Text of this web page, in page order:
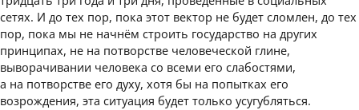
сетях. И до тех пор, пока этот вектор не будет сломлен, до тех
пор, пока мы не начнём строить государство на других
принципах, не на потворстве человеческой глине,
выворачивании человека со всеми его слабостями,
а на потворстве его духу, хотя бы на попытках его
возрождения, эта ситуация будет только усугубляться.